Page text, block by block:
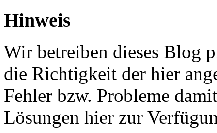
Hinweis
Wir betreiben dieses Blog
die Richtigkeit der hier
Fehler bzw. Probleme
Lösungen hier zur